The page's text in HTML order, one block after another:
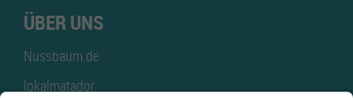
ÜBER UNS
Nussbaum.de
lokalmatador